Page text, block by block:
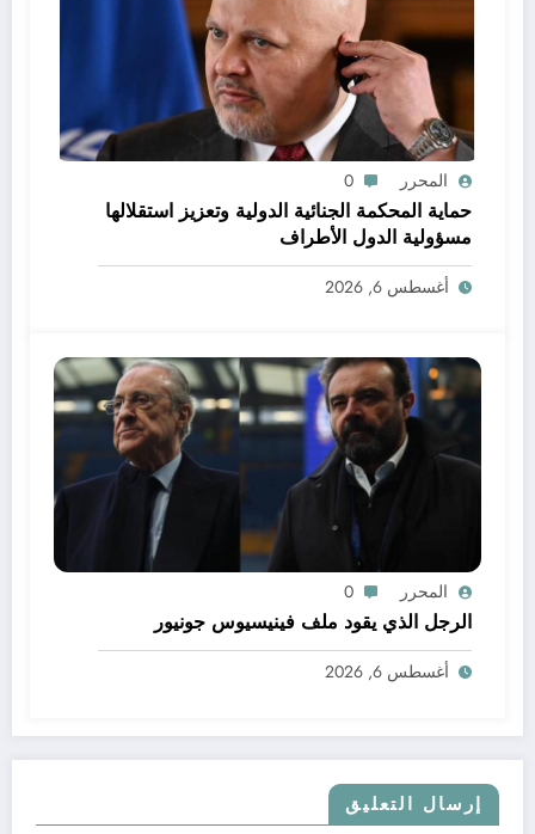
المحرر 0
حماية المحكمة الجنائية الدولية وتعزيز استقلالها
مسؤولية الدول الأطراف
أغسطس 6, 2026
المحرر 0
الرجل الذي يقود ملف فينيسيوس جونيور
أغسطس 6, 2026
إرسال التعليق